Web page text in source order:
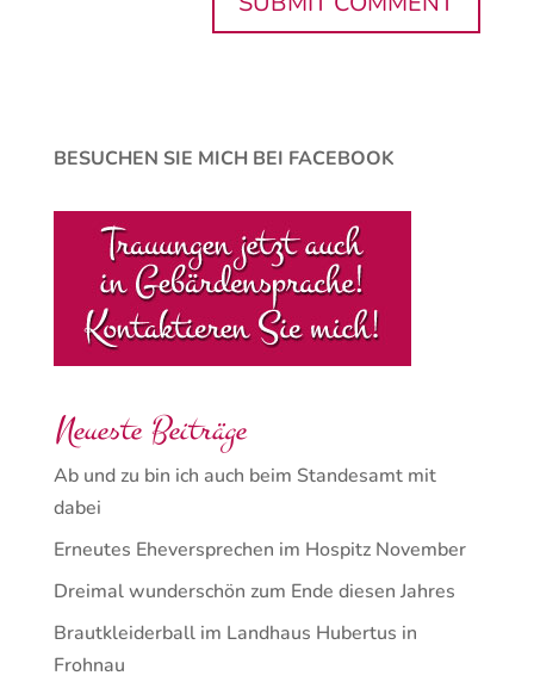
BESUCHEN SIE MICH BEI FACEBOOK
Neueste Beiträge
Ab und zu bin ich auch beim Standesamt mit
dabei
Erneutes Eheversprechen im Hospitz November
Dreimal wunderschön zum Ende diesen Jahres
Brautkleiderball im Landhaus Hubertus in
Frohnau